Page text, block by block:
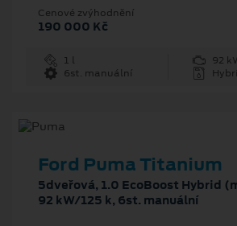
Cenové zvýhodnění
190 000 Kč
1 l
92
6st. manuální
Ford Puma Titanium
5dveřová, 1.0 EcoBoost Hybrid
92 kW/125 k, 6st. manuální